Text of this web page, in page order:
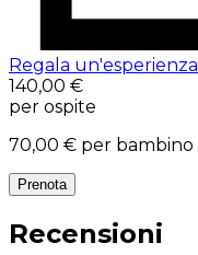
Regala un'esperienza
140,00 €
per ospite
70,00 € per bambino
Prenota
Recensioni